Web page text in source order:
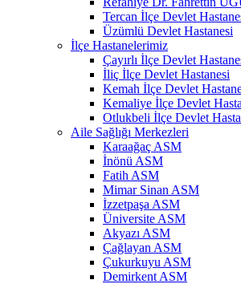
Tercan İlçe Devlet
Üzümlü Devlet Hastanesi
İlçe Hastanelerimiz
Çayırlı İlçe Devlet
İliç İlçe Devlet Hastanesi
Kemah İlçe Devlet
Kemaliye İlçe Devlet
Otlukbeli İlçe Devlet
Aile Sağlığı Merkezleri
Karaağaç ASM
İnönü ASM
Fatih ASM
Mimar Sinan ASM
İzzetpaşa ASM
Üniversite ASM
Akyazı ASM
Çağlayan ASM
Çukurkuyu ASM
Demirkent ASM